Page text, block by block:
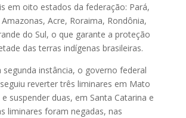
em oito estados da federação: Pará,
Acre, Roraima, Rondônia,
do Sul, o que garante a proteção
das terras indígenas brasileiras.
segunda instância, o governo federal
reverter três liminares em Mato
suspender duas, em Santa Catarina e
liminares foram negadas, nas